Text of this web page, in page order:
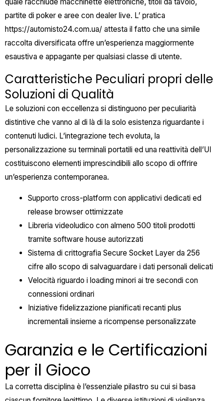
partite di poker e aree con dealer live. L’ pratica
https://automisto24.com.ua/ attesta il fatto che una simile
raccolta diversificata offre un’esperienza maggiormente
esaustiva e appagante per qualsiasi classe di utente.
Caratteristiche Peculiari propri delle
Soluzioni di Qualità
Le soluzioni con eccellenza si distinguono per peculiarità
distintive che vanno al di là di la solo esistenza riguardante i
contenuti ludici. L’integrazione tech evoluta, la
personalizzazione su terminali portatili ed una reattività dell’UI
costituiscono elementi imprescindibili allo scopo di offrire
un’esperienza contemporanea.
Supporto cross-platform con applicativi dedicati ed
release browser ottimizzate
Libreria videoludico con almeno 500 titoli prodotti
tramite software house autorizzati
Sistema di crittografia Secure Socket Layer da 256
cifre allo scopo di salvaguardare i dati personali delicati
Velocità riguardo i loading minori ai tre secondi con
connessioni ordinari
Iniziative fidelizzazione pianificati recanti plus
incrementali insieme a ricompense personalizzate
Garanzia e le Certificazioni
per il Gioco
La corretta disciplina è l’essenziale pilastro su cui si basa